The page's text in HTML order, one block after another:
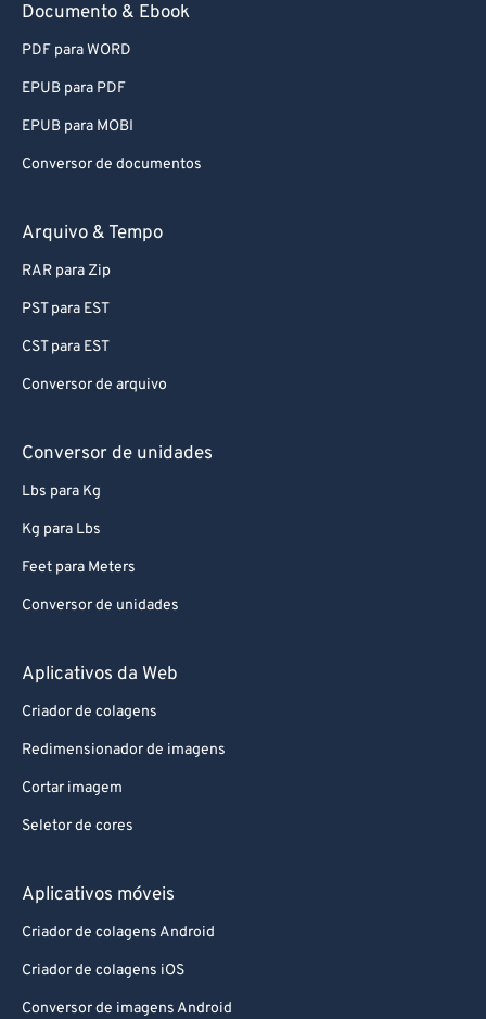
Documento & Ebook
PDF para WORD
EPUB para PDF
EPUB para MOBI
Conversor de documentos
Arquivo & Tempo
RAR para Zip
PST para EST
CST para EST
Conversor de arquivo
Conversor de unidades
Lbs para Kg
Kg para Lbs
Feet para Meters
Conversor de unidades
Aplicativos da Web
Criador de colagens
Redimensionador de imagens
Cortar imagem
Seletor de cores
Aplicativos móveis
Criador de colagens Android
Criador de colagens iOS
Conversor de imagens Android